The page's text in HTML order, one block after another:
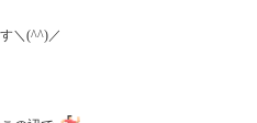
＼(^^)／